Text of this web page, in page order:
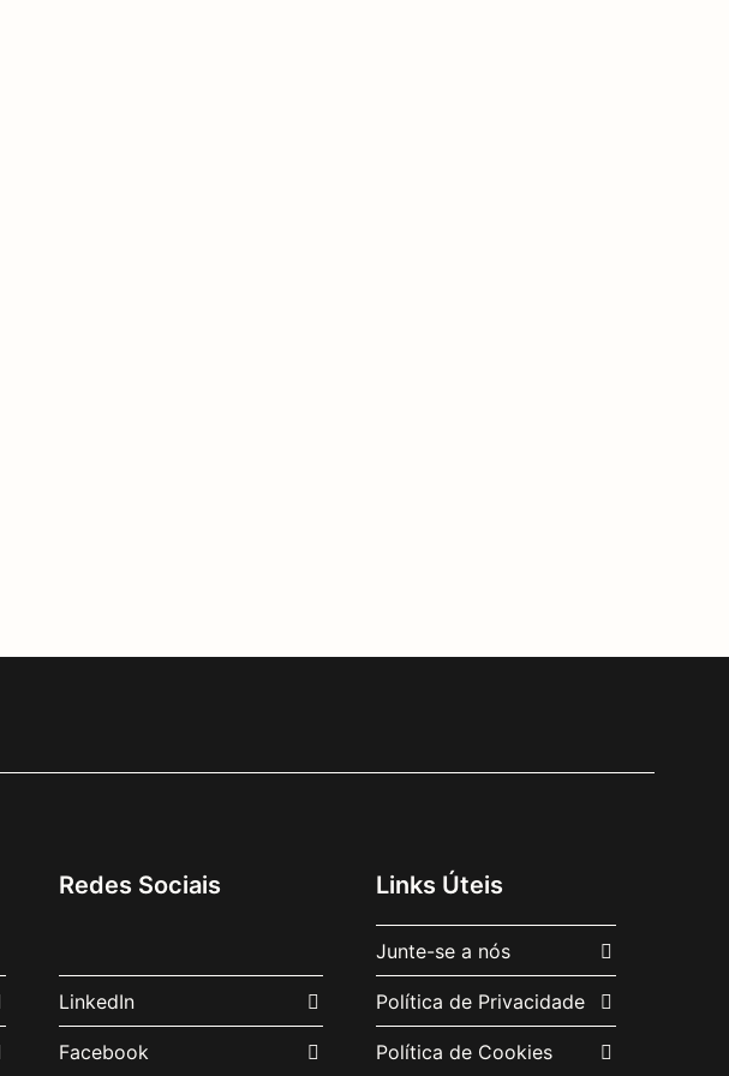
Redes Sociais
LinkedIn
Facebook
Links Úteis
Junte-se a nós
Política de Privacidade
Política de Cookies